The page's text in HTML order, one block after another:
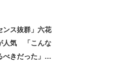
ンス抜群」六花
人気 「こんな
きだった」